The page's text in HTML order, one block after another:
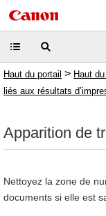
Haut du portail > Haut
liés aux résultats
Apparition de
Nettoyez la zone de
documents si elle est